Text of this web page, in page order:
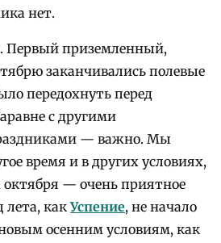
нет.
Первый приземленный,
заканчивались полевые
передохнуть перед
с другими
— важно. Мы
время и в других условиях,
октября — очень приятное
лета, какУспение, не начало
осенним условиям, как